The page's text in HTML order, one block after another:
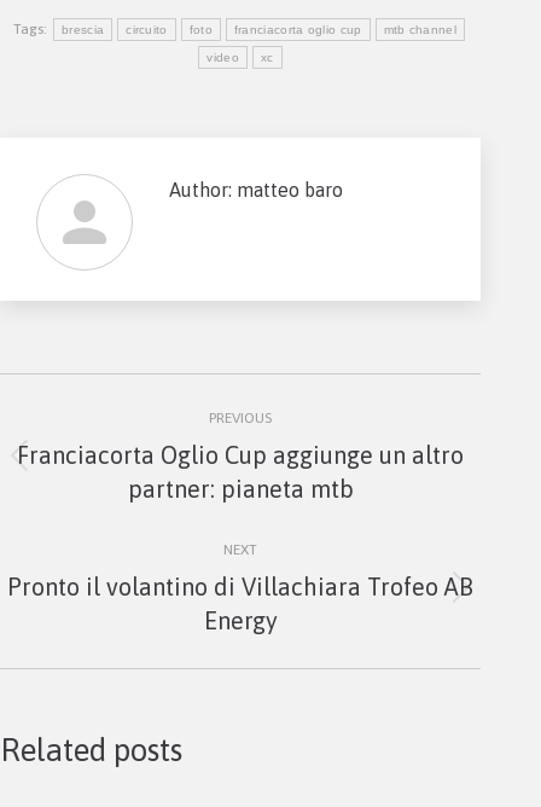
Tags: brescia circuito foto franciacorta oglio cup mtb channel
video xc
Author: matteo baro
navigation
PREVIOUS
Previous
post:
Franciacorta Oglio Cup aggiunge un altro
partner: pianeta mtb
NEXT
Next
post:
Pronto il volantino di Villachiara Trofeo AB
Energy
Related posts